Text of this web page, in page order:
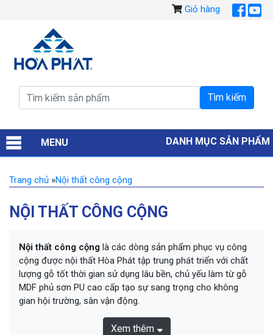
Giỏ hàng
MENU DANH MỤC SẢN PHẨM
Trang chủ »Nội thất công cộng
NỘI THẤT CÔNG CỘNG
Nội thất công cộng là các dòng sản phẩm phục vụ công
cộng được nội thất Hòa Phát tập trung phát triển với chất
lượng gỗ tốt thời gian sử dụng lâu bền, chủ yếu làm từ gỗ
MDF phủ sơn PU cao cấp tạo sự sang trọng cho không
gian hội trường, sân vận động.
Xem thêm